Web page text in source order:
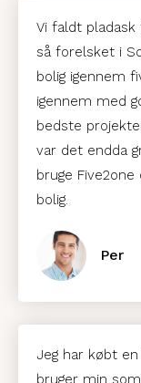
Vi faldt
så forelsket i
bolig igennem
igennem med
bedste
var det endda
bruge
bolig.
Per
Jeg har købt en
bruger min